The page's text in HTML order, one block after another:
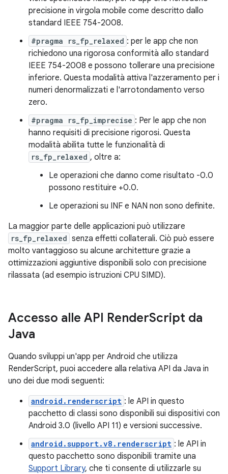
precisione in virgola mobile come descritto dallo
standard IEEE 754-2008.
#pragma rs_fp_relaxed : per le app che non
richiedono una rigorosa conformità allo standard
IEEE 754-2008 e possono tollerare una precisione
inferiore. Questa modalità attiva l'azzeramento per i
numeri denormalizzati e l'arrotondamento verso
zero.
#pragma rs_fp_imprecise : Per le app che non
hanno requisiti di precisione rigorosi. Questa
modalità abilita tutte le funzionalità di
rs_fp_relaxed , oltre a:
Le operazioni che danno come risultato -0.0
possono restituire +0.0.
Le operazioni su INF e NAN non sono definite.
La maggior parte delle applicazioni può utilizzare
rs_fp_relaxed senza effetti collaterali. Ciò può essere
molto vantaggioso su alcune architetture grazie a
ottimizzazioni aggiuntive disponibili solo con precisione
rilassata (ad esempio istruzioni CPU SIMD).
Accesso alle API RenderScript da
Java
Quando sviluppi un'app per Android che utilizza
RenderScript, puoi accedere alla relativa API da Java in
uno dei due modi seguenti:
android.renderscript : le API in questo
pacchetto di classi sono disponibili sui dispositivi con
Android 3.0 (livello API 11) e versioni successive.
android.support.v8.renderscript : le API in
questo pacchetto sono disponibili tramite una
Support Library, che ti consente di utilizzarle su